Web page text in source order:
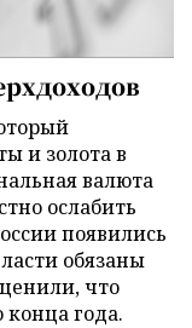
и золота в
валюта
ослабить
появились
обязаны
что
конца года.